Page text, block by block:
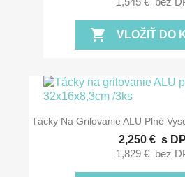
shopping_cart VLOŽIŤ DO
Tácky Na Grilovanie ALU Plné
2,250 € s
1,829 € bez